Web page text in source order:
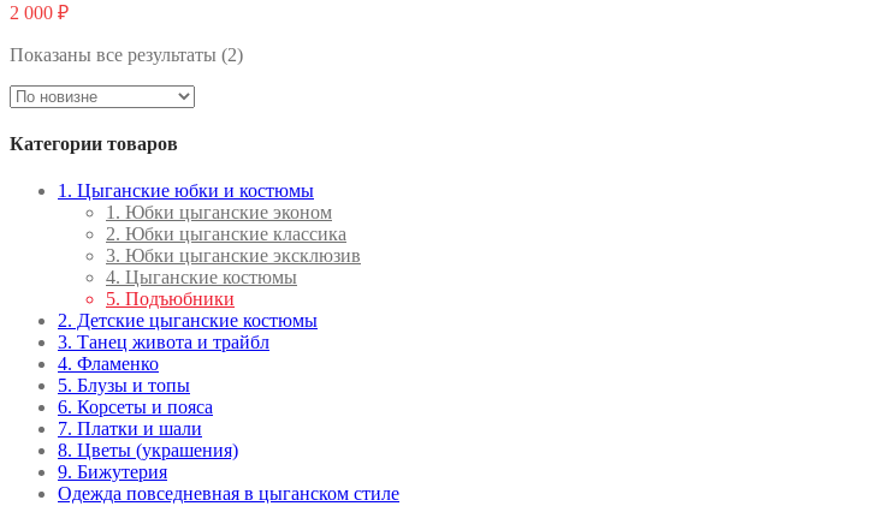
2 000 ₽
Показаны все результаты (2)Сортировка:
Категории товаров
1. Цыганские юбки и костюмы
1. Юбки цыганские эконом
2. Юбки цыганские классика
3. Юбки цыганские эксклюзив
4. Цыганские костюмы
5. Подъюбники
2. Детские цыганские костюмы
3. Танец живота и трайбл
4. Фламенко
5. Блузы и топы
6. Корсеты и пояса
7. Платки и шали
8. Цветы (украшения)
9. Бижутерия
Одежда повседневная в цыганском стиле